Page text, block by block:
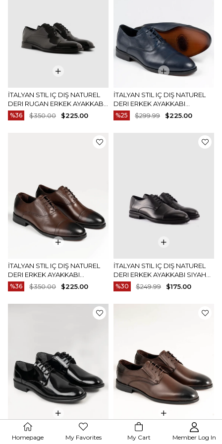
İTALYAN STIL IÇ DIŞ NATUREL
DERI RUGAN ERKEK AYAKKABI
SIYAH T13887
%36 $225.00
$350.00
İTALYAN STIL IÇ DIŞ NATUREL
DERI ERKEK AYAKKABI
LACIVERT T13897
%25 $225.00
$299.99
İTALYAN STIL IÇ DIŞ NATUREL
DERI ERKEK AYAKKABI
KAHVERENGI T13895
%36 $225.00
$350.00
İTALYAN STIL IÇ DIŞ NATUREL
DERI ERKEK AYAKKABI SIYAH
T13909
%30 $175.00
$249.99
İTALYAN STIL IÇ DIŞ NATUREL
İTALYAN STIL IÇ DIŞ NATUREL
Homepage My Favorites My Cart Member Log In